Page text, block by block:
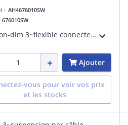
: AH4676010SW
676010SW
LKM non-dim 3~flexible connecteur en saillienoir LxlxH : 300x36x33mm
Ajouter
vous pour voir vos prix
et les stocks